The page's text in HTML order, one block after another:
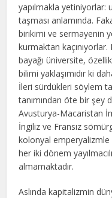
yapılmakla yetiniyorlar:
taşması anlamında.
birikimi ve sermayenin
kurmaktan
bayağı üniversite,
bilimi yaklaşımıdır ki
İleri sürdükleri söylem
tanımından öte bir şey
Avusturya-Macaristan
İngiliz ve Fransız
kolonyal emperyalizmle
her iki dönem
almamaktadır.
Aslında kapitalizmin